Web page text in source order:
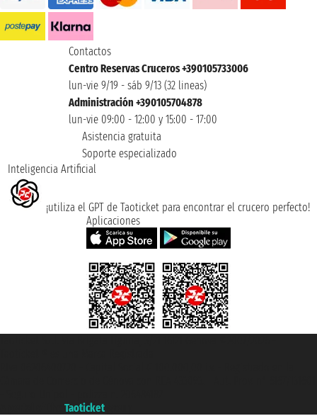
Contactos
Centro Reservas Cruceros +390105733006
lun-vie 9/19 - sáb 9/13 (32 lineas)
Administración +390105704878
lun-vie 09:00 - 12:00 y 15:00 - 17:00
Asistencia gratuita
Soporte especializado
Inteligencia Artificial
¡utiliza el GPT de Taoticket para encontrar el crucero perfecto!
Aplicaciones
Taoticket